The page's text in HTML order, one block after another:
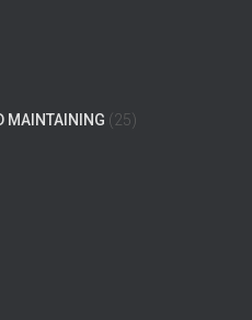
MAINTAINING (25)